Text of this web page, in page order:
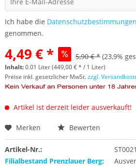
Ich habe die Datenschutzbestimmungen
genommen.
4,49 € * 5,90 € * (23,9%
Inhalt:0.01 Liter (449,00 € * / 1 Liter)
Preise inkl. gesetzlicher MwSt.zzgl.
Artikel ist derzeit leider ausverkauft!
Merken Bewerten
Artikel-Nr.:
Filialbestand Prenzlauer Berg: